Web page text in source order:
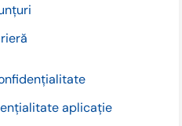
aplicație